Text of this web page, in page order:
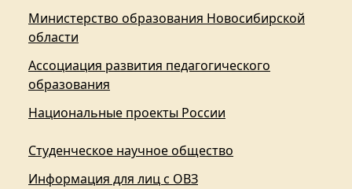
Министерство образования Новосибирской
области
Ассоциация развития педагогического
образования
Национальные проекты России
Студенческое научное общество
Информация для лиц с ОВЗ